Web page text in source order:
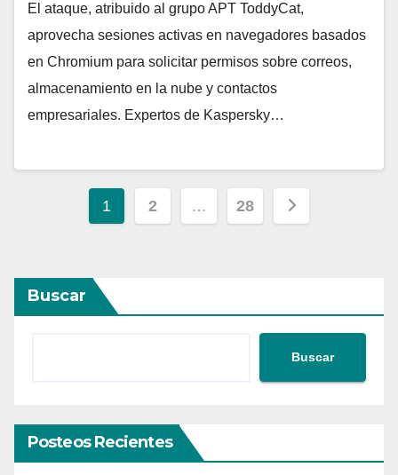
El ataque, atribuido al grupo APT ToddyCat,
aprovecha sesiones activas en navegadores basados
en Chromium para solicitar permisos sobre correos,
almacenamiento en la nube y contactos
empresariales. Expertos de Kaspersky…
Paginación
entradas
1 2 … 28
Buscar
Buscar
Posteos Recientes